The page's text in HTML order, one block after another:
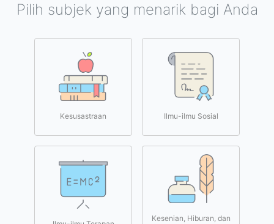
Pilih subjek yang menarik bagi Anda
Kesusastraan Ilmu-ilmu Sosial
Kesenian, Hiburan, dan